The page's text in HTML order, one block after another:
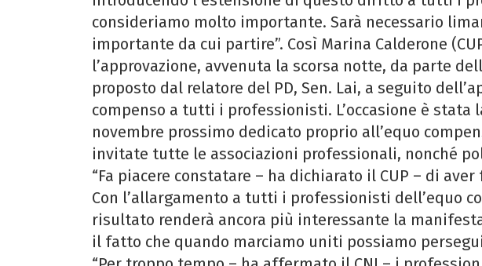
consideriamo molto importante. Sarà necessario
importante da cui partire”. Così Marina Calderone
l’approvazione, avvenuta la scorsa notte, da parte
proposto dal relatore del PD, Sen. Lai, a seguito
compenso a tutti i professionisti. L’occasione è
novembre prossimo dedicato proprio all’equo
invitate tutte le associazioni professionali, nonché
“Fa piacere constatare – ha dichiarato il CUP – di
Con l’allargamento a tutti i professionisti dell’equo
risultato renderà ancora più interessante la
il fatto che quando marciamo uniti possiamo